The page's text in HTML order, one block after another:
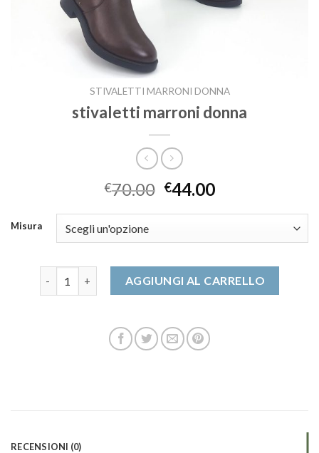
STIVALETTI MARRONI DONNA
stivaletti marroni donna
€70.00 €44.00
Misura
stivaletti marroni donna quantità
AGGIUNGI AL CARRELLO
RECENSIONI (0)